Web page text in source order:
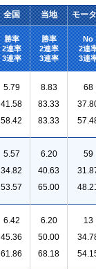
全国 当地 モー
勝率
2連率
3連率
勝率
2連率
3連率
No
2連
3連
5.79
41.58
58.42
8.83
83.33
83.33
68
5.57
34.82
53.57
6.20
40.63
65.00
59
6.42
45.36
61.86
6.20
50.00
68.18
13